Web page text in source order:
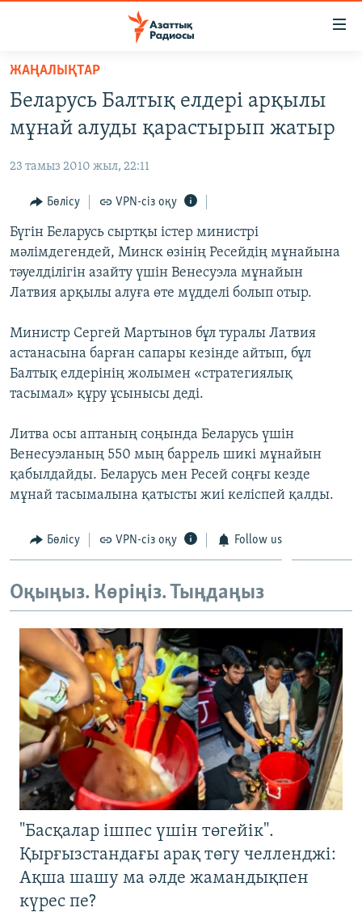
Skip
main
content
to
Navigation
Skip
to
Search
САЯСАТ
AZATTYQTV
ҚАҢТАР ОҚИҒАСЫ
АДАМ ҚҰҚЫҚТАРЫ
ӘЛЕУМЕТ
ӘЛЕМ
АРНАЙЫ ЖОБАЛАР
Русский
ЖАЗЫЛЫҢЫЗ
Басқа тілдерде
ЖАҢАЛЫҚТАР
Беларусь Балтық елдері арқылы
мұнай алуды қарастырып жатыр
23 тамыз 2010 жыл, 22:11
Бөлісу VPN-сіз оқу
Бүгін Беларусь сыртқы істер министрі
мәлімдегендей, Минск өзінің Ресейдің мұнайына
тәуелділігін азайту үшін Венесуэла мұнайын
Латвия арқылы алуға өте мүдделі болып отыр.
Министр Сергей Мартынов бұл туралы Латвия
астанасына барған сапары кезінде айтып, бұл
Балтық елдерінің жолымен «стратегиялық
тасымал» құру ұсынысы деді.
Литва осы аптаның соңында Беларусь үшін
Венесуэланың 550 мың баррель шикі мұнайын
қабылдайды. Беларусь мен Ресей соңғы кезде
мұнай тасымалына қатысты жиі келіспей қалды.
Бөлісу VPN-сіз оқу Follow us
Оқыңыз. Көріңіз. Тыңдаңыз
"Басқалар ішпес үшін төгейік".
Қырғызстандағы арақ төгу челленджі:
Ақша шашу ма әлде жамандықпен
күрес пе?